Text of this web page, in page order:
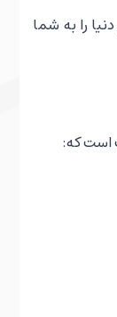
را به شما
تجربه‌ای